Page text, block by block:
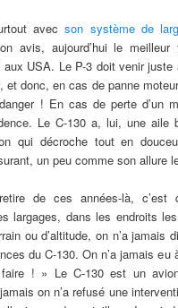
avecson système de
avis, aujourd’hui le meilleur
USA. Le P-3 doit venir juste
et donc, en cas de panne
! En cas de perte d’un
Le C-130 a, lui, une aile
qui décroche tout en
un peu comme son allure
de ces années-là, c’est
largages, dans les endroits
ou d’altitude, on n’a jamais
du C-130. On n’a jamais eu
! » Le C-130 est un
on n’a refusé une